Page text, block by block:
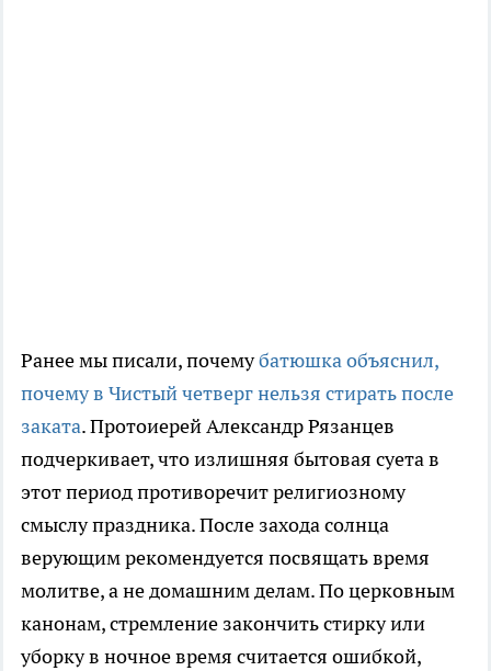
Ранее мы писали, почемубатюшка объяснил,
почему в Чистый четверг нельзя стирать после
заката. Протоиерей Александр Рязанцев
подчеркивает, что излишняя бытовая суета в
этот период противоречит религиозному
смыслу праздника. После захода солнца
верующим рекомендуется посвящать время
молитве, а не домашним делам. По церковным
канонам, стремление закончить стирку или
уборку в ночное время считается ошибкой,